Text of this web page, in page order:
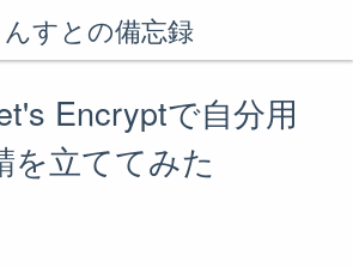
んすとの備忘録
Encryptで自分用
を立ててみた